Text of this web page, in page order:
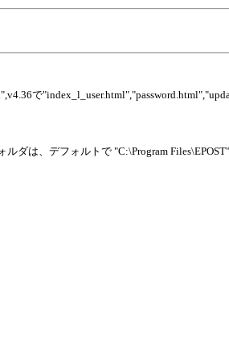
で
ダは、デフォルトで "C:\Program